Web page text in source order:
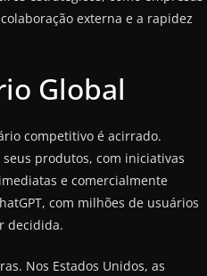
externa e a rapidez
Global
competitivo é acirrado.
produtos, com iniciativas
e comercialmente
com milhões de usuários
decidida.
Nos Estados Unidos, as